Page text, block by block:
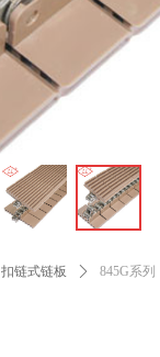
扣链式链板 ꄲ 845G系列